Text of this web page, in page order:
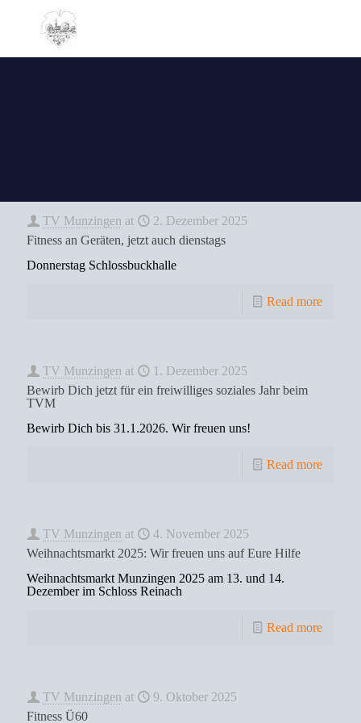
TV Munzingen at
2. Dezember 2025
Fitness an Geräten, jetzt auch dienstags
Donnerstag Schlossbuckhalle
Read more
TV Munzingen at
1. Dezember 2025
Bewirb Dich jetzt für ein freiwilliges soziales Jahr beim
TVM
Bewirb Dich bis 31.1.2026. Wir freuen uns!
Read more
TV Munzingen at
4. November 2025
Weihnachtsmarkt 2025: Wir freuen uns auf Eure Hilfe
Weihnachtsmarkt Munzingen 2025 am 13. und 14.
Dezember im Schloss Reinach
Read more
TV Munzingen at
9. Oktober 2025
Fitness Ü60